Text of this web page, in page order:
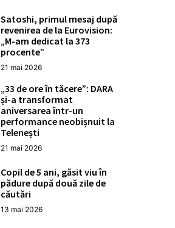
Satoshi, primul mesaj după
revenirea de la Eurovision:
„M-am dedicat la 373
procente”
21 mai 2026
„33 de ore în tăcere”: DARA
și-a transformat
aniversarea într-un
performance neobișnuit la
Telenești
21 mai 2026
Copil de 5 ani, găsit viu în
pădure după două zile de
căutări
13 mai 2026